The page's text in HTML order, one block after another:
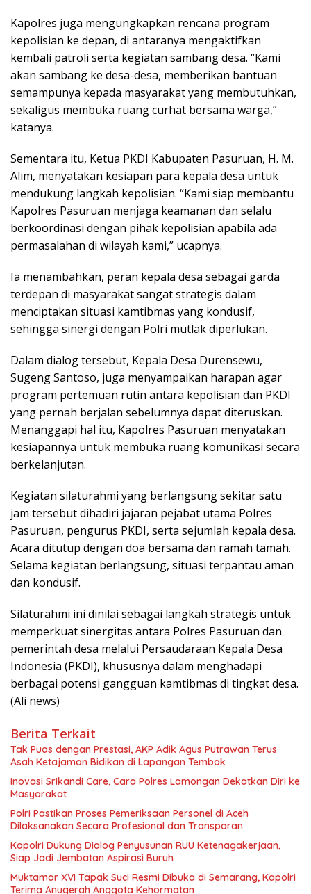
Kapolres juga mengungkapkan rencana program
kepolisian ke depan, di antaranya mengaktifkan
kembali patroli serta kegiatan sambang desa. “Kami
akan sambang ke desa-desa, memberikan bantuan
semampunya kepada masyarakat yang membutuhkan,
sekaligus membuka ruang curhat bersama warga,”
katanya.
Sementara itu, Ketua PKDI Kabupaten Pasuruan, H. M.
Alim, menyatakan kesiapan para kepala desa untuk
mendukung langkah kepolisian. “Kami siap membantu
Kapolres Pasuruan menjaga keamanan dan selalu
berkoordinasi dengan pihak kepolisian apabila ada
permasalahan di wilayah kami,” ucapnya.
Ia menambahkan, peran kepala desa sebagai garda
terdepan di masyarakat sangat strategis dalam
menciptakan situasi kamtibmas yang kondusif,
sehingga sinergi dengan Polri mutlak diperlukan.
Dalam dialog tersebut, Kepala Desa Durensewu,
Sugeng Santoso, juga menyampaikan harapan agar
program pertemuan rutin antara kepolisian dan PKDI
yang pernah berjalan sebelumnya dapat diteruskan.
Menanggapi hal itu, Kapolres Pasuruan menyatakan
kesiapannya untuk membuka ruang komunikasi secara
berkelanjutan.
Kegiatan silaturahmi yang berlangsung sekitar satu
jam tersebut dihadiri jajaran pejabat utama Polres
Pasuruan, pengurus PKDI, serta sejumlah kepala desa.
Acara ditutup dengan doa bersama dan ramah tamah.
Selama kegiatan berlangsung, situasi terpantau aman
dan kondusif.
Silaturahmi ini dinilai sebagai langkah strategis untuk
memperkuat sinergitas antara Polres Pasuruan dan
pemerintah desa melalui Persaudaraan Kepala Desa
Indonesia (PKDI), khususnya dalam menghadapi
berbagai potensi gangguan kamtibmas di tingkat desa.
(Ali news)
Berita Terkait
Tak Puas dengan Prestasi, AKP Adik Agus Putrawan Terus
Asah Ketajaman Bidikan di Lapangan Tembak
Inovasi Srikandi Care, Cara Polres Lamongan Dekatkan Diri ke
Masyarakat
Polri Pastikan Proses Pemeriksaan Personel di Aceh
Dilaksanakan Secara Profesional dan Transparan
Kapolri Dukung Dialog Penyusunan RUU Ketenagakerjaan,
Siap Jadi Jembatan Aspirasi Buruh
Muktamar XVI Tapak Suci Resmi Dibuka di Semarang, Kapolri
Terima Anugerah Anggota Kehormatan